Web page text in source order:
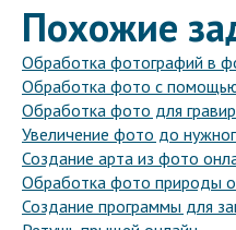
Похожие
Обработка фотографий в
Обработка фото с
Обработка фото для
Увеличение фото до
Создание арта из фото
Обработка фото природы
Создание программы для